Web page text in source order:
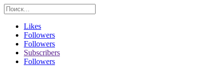
Likes
Followers
Followers
Subscribers
Followers